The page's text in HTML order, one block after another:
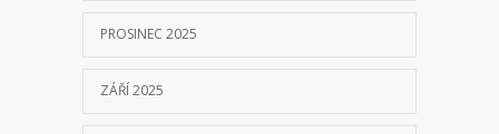
PROSINEC 2025
ZÁŘÍ 2025